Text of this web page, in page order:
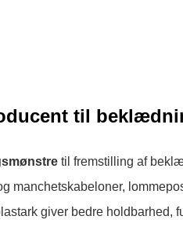
til
til fremstilling af
manchetskabeloner,
giver bedre holdbarhed,